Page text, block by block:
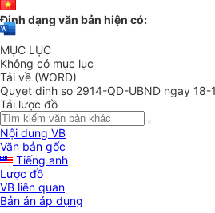
Định dạng văn bản hiện có:
MỤC LỤC
Không có mục lục
Tải về (WORD)
Quyet dinh so 2914-QD-UBND ngay
Tải lược đồ
Nội dung VB
Văn bản gốc
Tiếng anh
Lược đồ
VB liên quan
Bản án áp dụng